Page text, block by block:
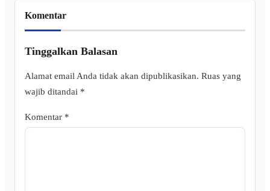
Komentar
Tinggalkan Balasan
Alamat email Anda tidak akan dipublikasikan. Ruas yang
wajib ditandai *
Komentar *